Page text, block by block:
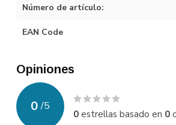
Número de artículo:
EAN Code
Opiniones
0 /5
0estrellas basado en 0